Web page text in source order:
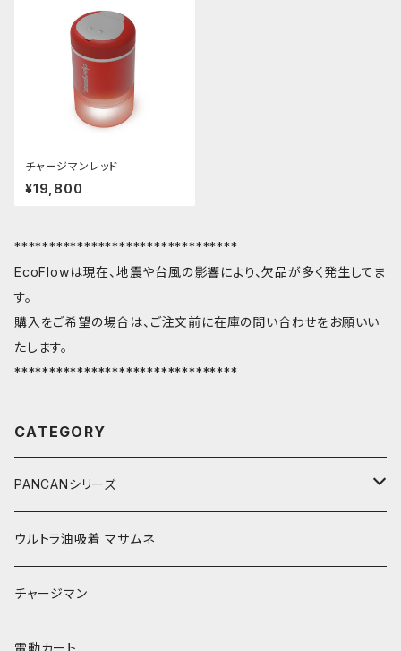
チャージマンレッド
¥19,800
********************************
EcoFlowは現在、地震や台風の影響により、欠品が多く発生してま
す。
購入をご希望の場合は、ご注文前に在庫の問い合わせをお願いい
たします。
********************************
CATEGORY
PANCANシリーズ
PANCAN 賞味期限5年
PANCAN 賞味期限1年
ウルトラ油吸着 マサムネ
チャージマン
電動カート